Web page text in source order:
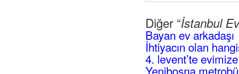
Diğer “İstanbul
Bayan ev arkadaşı
İhtiyacın olan
4. levent’te
Yenibosna